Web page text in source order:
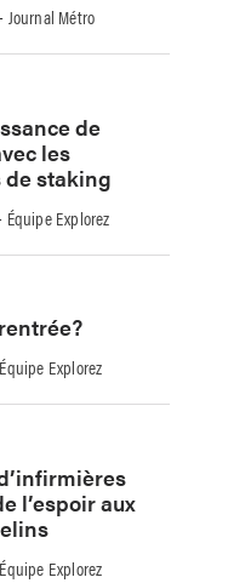
Journal Métro
de
les
de staking
Équipe Explorez
Équipe Explorez
l’espoir aux
Équipe Explorez